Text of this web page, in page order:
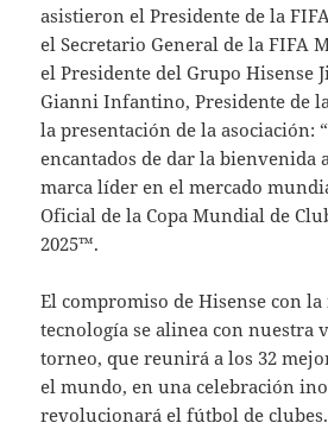
asistieron el Presidente de la
el Secretario General de la FIFA
el Presidente del Grupo Hisense
Gianni Infantino, Presidente de
la presentación de la asociación:
encantados de dar la bienvenida
marca líder en el mercado
Oficial de la Copa Mundial de
2025™.
El compromiso de Hisense con
tecnología se alinea con nuestra
torneo, que reunirá a los 32
el mundo, en una celebración
revolucionará el fútbol de